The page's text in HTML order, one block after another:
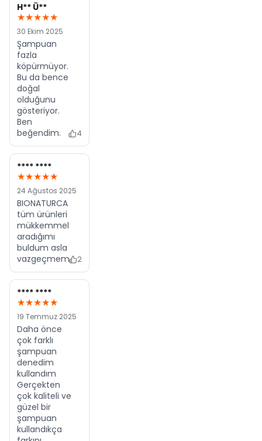
H** Ü**
★★★★★
30 Ekim 2025
Şampuan
fazla
köpürmüyor.
Bu da bence
doğal
olduğunu
gösteriyor.
Ben
beğendim.
4
**** ****
★★★★★
24 Ağustos 2025
BIONATURCA
tüm ürünleri
mükkemmel
aradığımı
buldum asla
vazgeçmem. 2
**** ****
★★★★★
19 Temmuz 2025
Daha önce
çok farklı
şampuan
denedim
kullandım
Gerçekten
çok kaliteli ve
güzel bir
şampuan
kullandıkça